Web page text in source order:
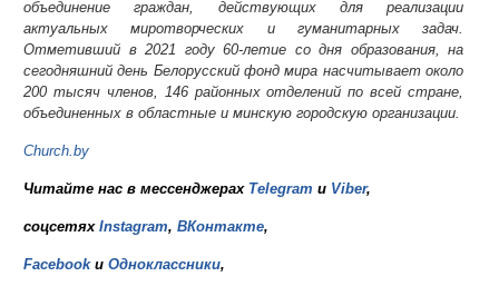
объединение граждан, действующих для реализации
актуальных миротворческих и гуманитарных задач.
Отметивший в 2021 году 60-летие со дня образования, на
сегодняшний день Белорусский фонд мира насчитывает около
200 тысяч членов, 146 районных отделений по всей стране,
объединенных в областные и минскую городскую организации.
Church.by
Читайте нас в мессенджерах Telegram и Viber,
соцсетях Instagram, ВКонтакте,
Facebookи Одноклассники,